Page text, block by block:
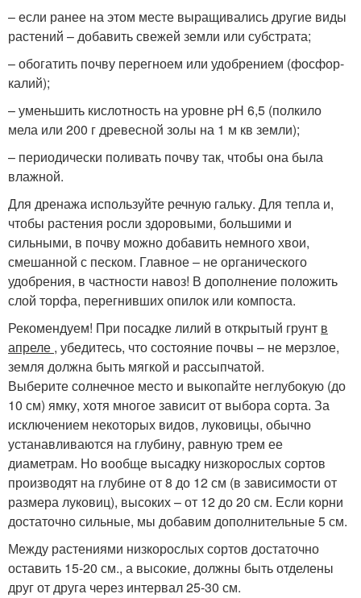
– если ранее на этом месте выращивались другие виды
растений – добавить свежей земли или субстрата;
– обогатить почву перегноем или удобрением (фосфор-
калий);
– уменьшить кислотность на уровне pH 6,5 (полкило
мела или 200 г древесной золы на 1 м кв земли);
– периодически поливать почву так, чтобы она была
влажной.
Для дренажа используйте речную гальку. Для тепла и,
чтобы растения росли здоровыми, большими и
сильными, в почву можно добавить немного хвои,
смешанной с песком. Главное – не органического
удобрения, в частности навоз! В дополнение положить
слой торфа, перегнивших опилок или компоста.
Рекомендуем! При посадке лилий в открытый грунт в
апреле , убедитесь, что состояние почвы – не мерзлое,
земля должна быть мягкой и рассыпчатой.
Выберите солнечное место и выкопайте неглубокую (до
10 см) ямку, хотя многое зависит от выбора сорта. За
исключением некоторых видов, луковицы, обычно
устанавливаются на глубину, равную трем ее
диаметрам. Но вообще высадку низкорослых сортов
производят на глубине от 8 до 12 см (в зависимости от
размера луковиц), высоких – от 12 до 20 см. Если корни
достаточно сильные, мы добавим дополнительные 5 см.
Между растениями низкорослых сортов достаточно
оставить 15-20 см., а высокие, должны быть отделены
друг от друга через интервал 25-30 см.